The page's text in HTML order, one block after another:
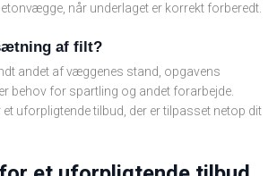
når underlaget er korrekt forberedt.
af filt?
andet af væggenes stand, opgavens
behov for spartling og andet forarbejde.
uforpligtende tilbud, der er tilpasset netop dit